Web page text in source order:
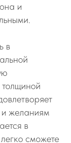
и
в
желаниям
в
сможете